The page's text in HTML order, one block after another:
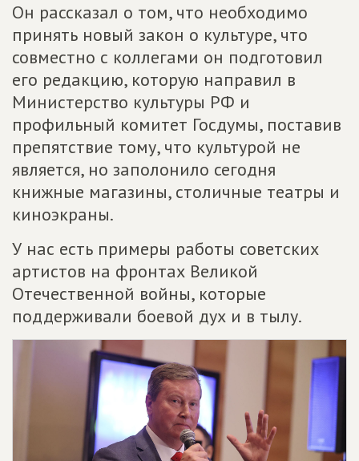
Он рассказал о том, что необходимо
принять новый закон о культуре, что
совместно с коллегами он подготовил
его редакцию, которую направил в
Министерство культуры РФ и
профильный комитет Госдумы, поставив
препятствие тому, что культурой не
является, но заполонило сегодня
книжные магазины, столичные театры и
киноэкраны.
У нас есть примеры работы советских
артистов на фронтах Великой
Отечественной войны, которые
поддерживали боевой дух и в тылу.